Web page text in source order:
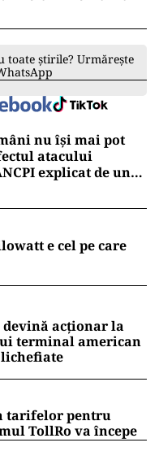
toate știrile? Urmărește
nu își mai pot
atacului
explicat de un
e cel pe care
devină acționar la
terminal american
lichefiate
tarifelor pentru
TollRo va începe